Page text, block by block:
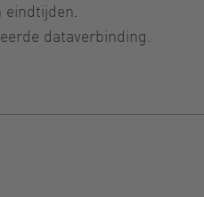
dataverbinding.